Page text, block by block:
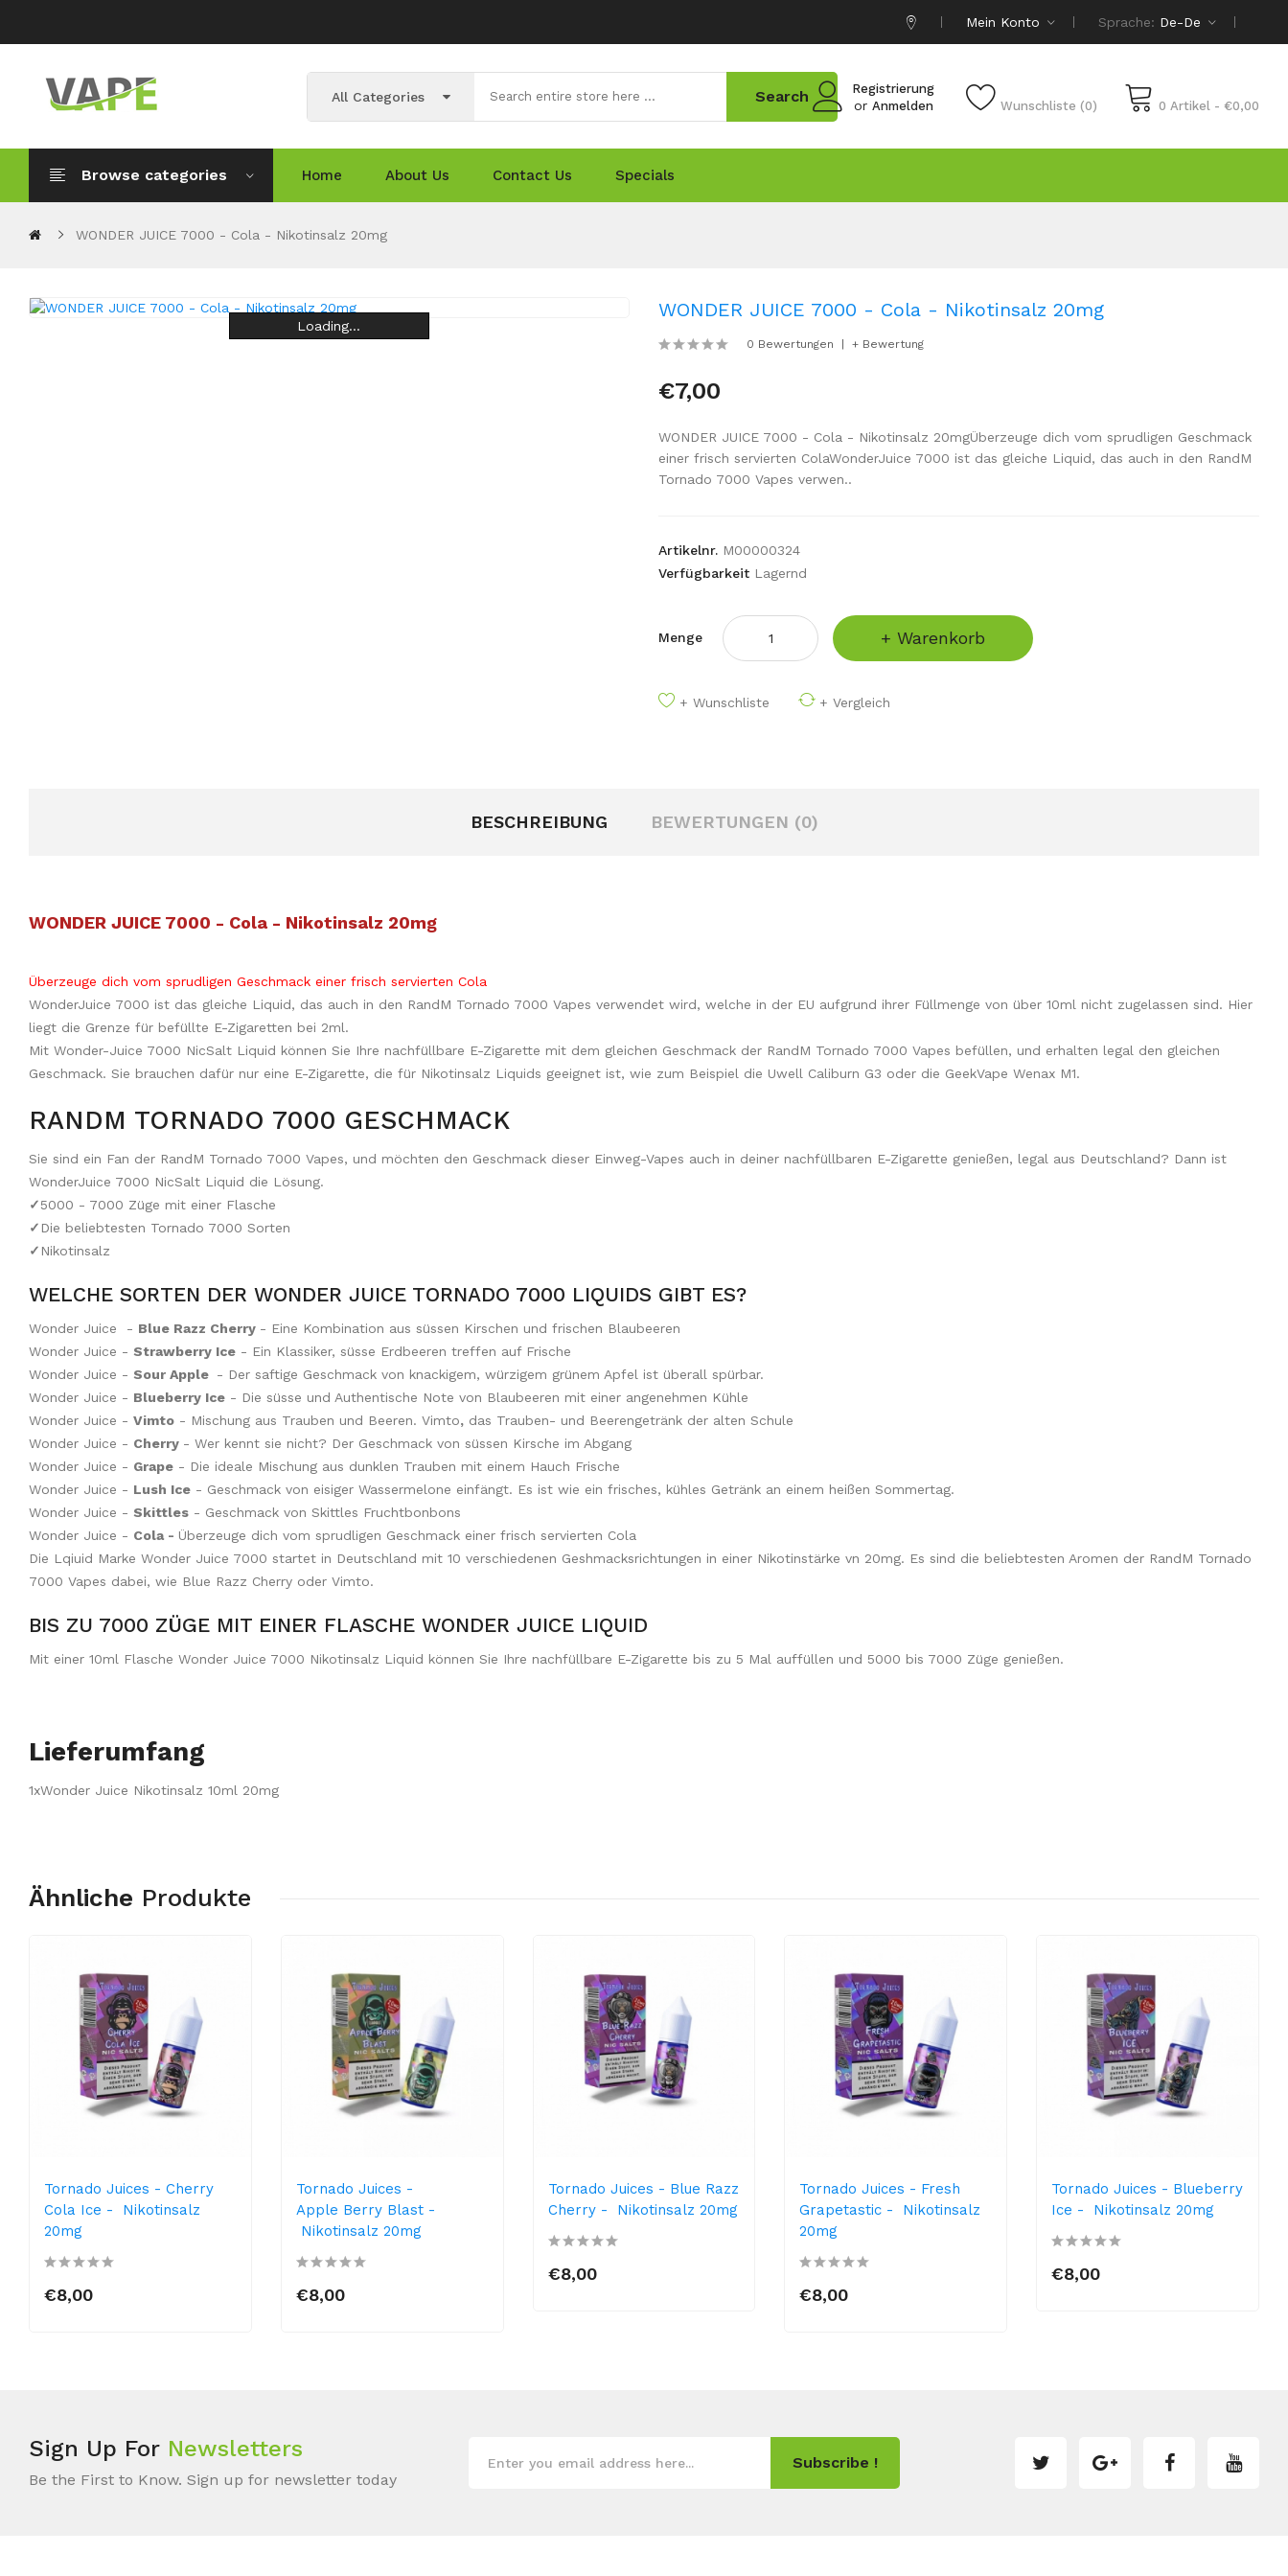
Mein Konto Sprache: De-De
Registrierung
or Anmelden Wunschliste (0) 0 Artikel - €0,00
All Categories Search
Browse categories Home About Us Contact Us Specials
WONDER JUICE 7000 - Cola - Nikotinsalz 20mg
Loading...
Loading...
Loading...
Loading...
Loading...
Loading...
WONDER JUICE 7000 - Cola - Nikotinsalz 20mg
0 Bewertungen + Bewertung
€7,00
WONDER JUICE 7000 - Cola - Nikotinsalz 20mgÜberzeuge dich vom sprudligen Geschmack
einer frisch servierten Cola​WonderJuice 7000 ist das gleiche Liquid, das auch in den RandM
Tornado 7000 Vapes verwen..
Artikelnr. M00000324
Verfügbarkeit Lagernd
Menge + Warenkorb
+ Wunschliste + Vergleich
BESCHREIBUNG BEWERTUNGEN (0)
WONDER JUICE 7000 - Cola - Nikotinsalz 20mg
Überzeuge dich vom sprudligen Geschmack einer frisch servierten Cola​
WonderJuice 7000 ist das gleiche Liquid, das auch in den RandM Tornado 7000 Vapes verwendet wird, welche in der EU aufgrund ihrer Füllmenge von über 10ml nicht zugelassen sind. Hier
liegt die Grenze für befüllte E-Zigaretten bei 2ml.
Mit Wonder-Juice 7000 NicSalt Liquid können Sie Ihre nachfüllbare E-Zigarette mit dem gleichen Geschmack der RandM Tornado 7000 Vapes befüllen, und erhalten legal den gleichen
Geschmack. Sie brauchen dafür nur eine E-Zigarette, die für Nikotinsalz Liquids geeignet ist, wie zum Beispiel die Uwell Caliburn G3 oder die GeekVape Wenax M1.
RANDM TORNADO 7000 GESCHMACK
Sie sind ein Fan der RandM Tornado 7000 Vapes, und möchten den Geschmack dieser Einweg-Vapes auch in deiner nachfüllbaren E-Zigarette genießen, legal aus Deutschland? Dann ist
WonderJuice 7000 NicSalt Liquid die Lösung.
✓5000 - 7000 Züge mit einer Flasche
✓ Die beliebtesten Tornado 7000 Sorten
✓ Nikotinsalz
WELCHE SORTEN DER WONDER JUICE TORNADO 7000 LIQUIDS GIBT ES?
Wonder Juice - Blue Razz Cherry - Eine Kombination aus süssen Kirschen und frischen Blaubeeren
Wonder Juice - Strawberry Ice - Ein Klassiker, süsse Erdbeeren treffen auf Frische
Wonder Juice - Sour Apple - Der saftige Geschmack von knackigem, würzigem grünem Apfel ist überall spürbar.
Wonder Juice - Blueberry Ice - Die süsse und Authentische Note von Blaubeeren mit einer angenehmen Kühle
Wonder Juice - Vimto - Mischung aus Trauben und Beeren. Vimto, das Trauben- und Beerengetränk der alten Schule
Wonder Juice - Cherry - Wer kennt sie nicht? Der Geschmack von süssen Kirsche im Abgang
Wonder Juice - Grape - Die ideale Mischung aus dunklen Trauben mit einem Hauch Frische
Wonder Juice - Lush Ice - Geschmack von eisiger Wassermelone einfängt. Es ist wie ein frisches, kühles Getränk an einem heißen Sommertag.
Wonder Juice - Skittles - Geschmack von Skittles Fruchtbonbons
Wonder Juice - Cola - Überzeuge dich vom sprudligen Geschmack einer frisch servierten Cola
Die Lqiuid Marke Wonder Juice 7000 startet in Deutschland mit 10 verschiedenen Geshmacksrichtungen in einer Nikotinstärke vn 20mg. Es sind die beliebtesten Aromen der RandM Tornado
7000 Vapes dabei, wie Blue Razz Cherry oder Vimto.
BIS ZU 7000 ZÜGE MIT EINER FLASCHE WONDER JUICE LIQUID
Mit einer 10ml Flasche Wonder Juice 7000 Nikotinsalz Liquid können Sie Ihre nachfüllbare E-Zigarette bis zu 5 Mal auffüllen und 5000 bis 7000 Züge genießen.
Lieferumfang
1xWonder Juice Nikotinsalz 10ml 20mg
Ähnliche Produkte
Tornado Juices - Cherry
Cola Ice - Nikotinsalz
20mg
€8,00
Tornado Juices -
Apple Berry Blast -
Nikotinsalz 20mg
€8,00
Tornado Juices - Blue Razz
Cherry - Nikotinsalz 20mg
€8,00
Tornado Juices - Fresh
Grapetastic - Nikotinsalz
20mg
€8,00
Tornado Juices - Blueberry
Ice - Nikotinsalz 20mg
€8,00
Sign Up For Newsletters
Be the First to Know. Sign up for newsletter today
Subscribe !